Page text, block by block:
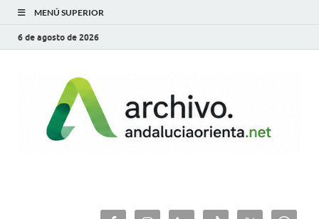
MENÚ SUPERIOR
6 de agosto de 2026